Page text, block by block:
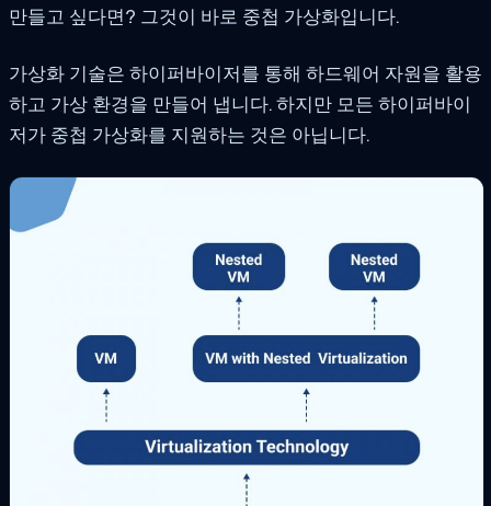
만들고 싶다면? 그것이 바로 중첩 가상화입니다.
가상화 기술은 하이퍼바이저를 통해 하드웨어 자원을 활용
하고 가상 환경을 만들어 냅니다. 하지만 모든 하이퍼바이
저가 중첩 가상화를 지원하는 것은 아닙니다.